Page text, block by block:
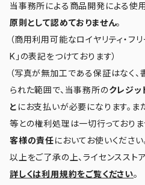
当事務所による商品開発による使
原則として認めておりません。
（商用利用可能なロイヤリティ・フ
K」の表記をつけております）
（写真が無加工である保証はなく、
られた範囲で、当事務所のクレジッ
と にお支払いが必要になります。ま
等との権利処理は一切行っており
客様の責任においてお使いください
以上をご了承の上、ライセンススト
詳しくは利用規約をご覧ください。